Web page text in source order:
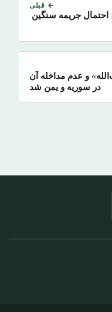
← قبلی
احتمال جریمه سنگین
و عدم مداخله آن
در سوریه و یمن شد